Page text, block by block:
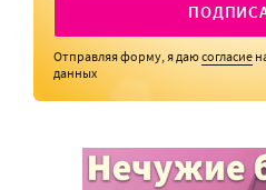
Отправляя форму, я даюсогласие
данных